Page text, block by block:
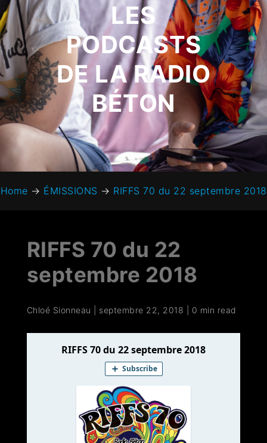
LES
PODCASTS
DE LA RADIO
BÉTON
Home → ÉMISSIONS → RIFFS 70 du 22 septembre 2018
RIFFS 70 du 22
septembre 2018
Chloé Sionneau septembre 22, 2018 0 min read